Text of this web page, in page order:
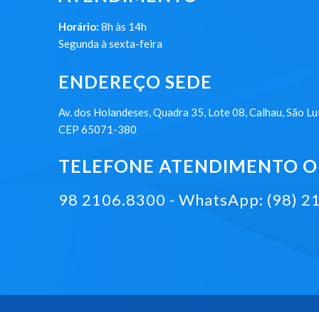
Horário: 8h às 14h
Segunda à sexta-feira
ENDEREÇO SEDE
Av. dos Holandeses, Quadra 35, Lote 08, Calhau, São
CEP 65071-380
TELEFONE ATENDIMENTO
98 2106.8300 - WhatsApp: (98)